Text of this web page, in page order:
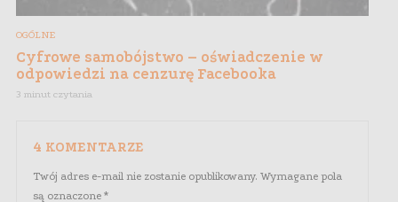
OGÓLNE
Cyfrowe samobójstwo – oświadczenie w
odpowiedzi na cenzurę Facebooka
3 minut czytania
4 KOMENTARZE
Twój adres e-mail nie zostanie opublikowany. Wymagane pola
są oznaczone *